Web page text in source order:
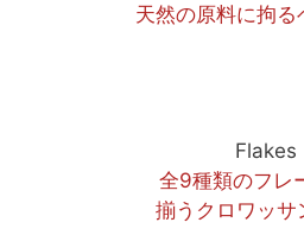
天然の原料に拘る
Flakes
全9種類のフレ
揃うクロワッサ